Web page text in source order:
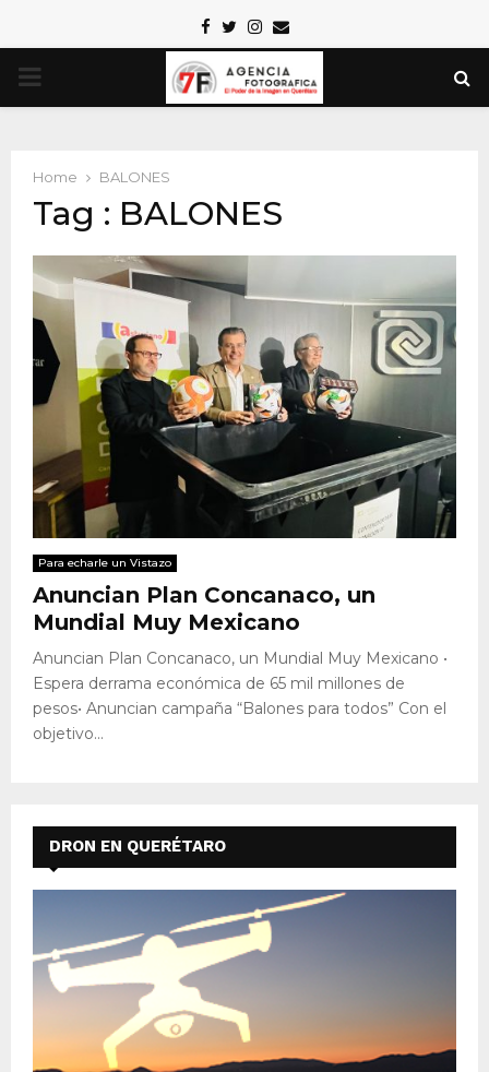
Facebook
TwitterInstagram
Email
PRIMARY
Home BALONES
Tag : BALONES
Para echarle un Vistazo
Anuncian Plan Concanaco, un
Mundial Muy Mexicano
Anuncian Plan Concanaco, un Mundial Muy Mexicano •
Espera derrama económica de 65 mil millones de
pesos• Anuncian campaña “Balones para todos” Con el
objetivo...
DRON EN QUERÉTARO